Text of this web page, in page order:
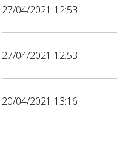
27/04/2021 12:53
27/04/2021 12:53
20/04/2021 13:16